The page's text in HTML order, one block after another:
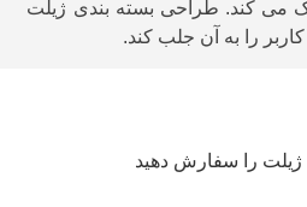
کند. طراحی بسته بندی ژیلت
کاربر را به آن جلب کند.